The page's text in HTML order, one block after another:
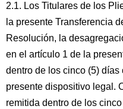
2.1. Los Titulares de los
la presente Transferencia
Resolución, la
en el artículo 1 de la
dentro de los cinco (5)
presente dispositivo legal.
remitida dentro de los